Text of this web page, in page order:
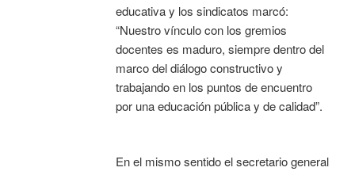
educativa y los sindicatos marcó:
“Nuestro vínculo con los gremios
docentes es maduro, siempre dentro del
marco del diálogo constructivo y
trabajando en los puntos de encuentro
por una educación pública y de calidad”.
En el mismo sentido el secretario general